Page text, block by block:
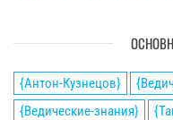
{Антон-Кузнецов}
{Ведические-знания}